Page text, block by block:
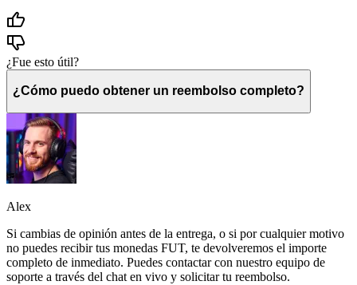
¿Fue esto útil?
¿Cómo puedo obtener un reembolso completo?
Alex
Si cambias de opinión antes de la entrega, o si por cualquier motivo
no puedes recibir tus monedas FUT, te devolveremos el importe
completo de inmediato. Puedes contactar con nuestro equipo de
soporte a través del chat en vivo y solicitar tu reembolso.